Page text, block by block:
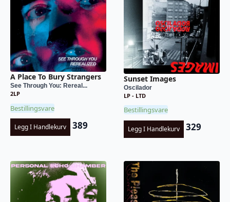
A Place To Bury Strangers
See Through You: Rereal...
2LP
Bestillingsvare
Legg I Handlekurv 389
Sunset Images
Oscilador
LP - LTD
Bestillingsvare
Legg I Handlekurv 329